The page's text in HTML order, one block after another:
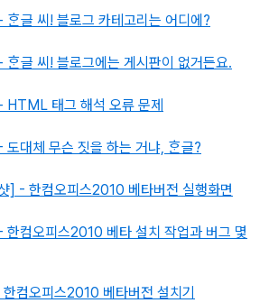
글 씨! 블로그 카테고리는 어디에?
글 씨! 블로그에는 게시판이 없거든요.
HTML 태그 해석 오류 문제
대체 무슨 짓을 하는 거냐, ᄒᆞᆫ글?
] - 한컴오피스2010 베타버전 실행화면
컴오피스2010 베타 설치 작업과 버그 몇
컴오피스2010 베타버전 설치기